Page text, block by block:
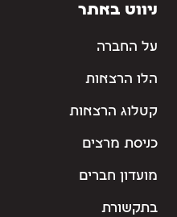
ניווט באתר
על החברה
הלו הרצאות
קטלוג הרצאות
כניסת מרצים
מועדון חברים
בתקשורת